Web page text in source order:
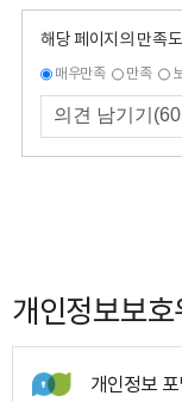
해당 페이지의 만족
매우만족 만족
개인정보보
개인정보 포